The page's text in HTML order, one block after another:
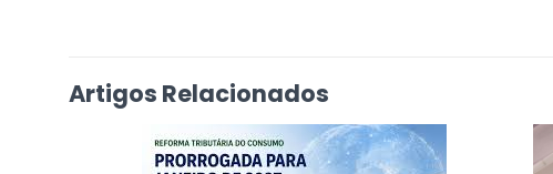
Artigos Relacionados